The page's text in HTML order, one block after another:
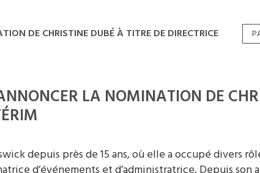
DE CHRISTINE DUBÉ À TITRE DE DIRECTRICE
LA NOMINATION DE
depuis près de 15 ans, où elle a occupé divers